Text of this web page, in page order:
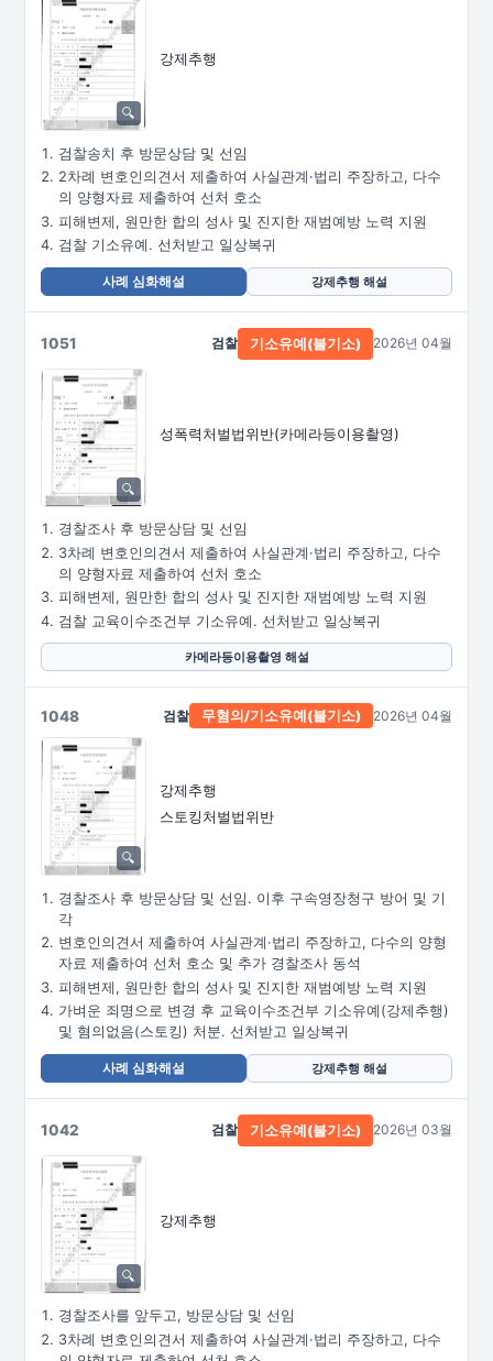
강제추행
검찰송치 후 방문상담 및 선임
2차례 변호인의견서 제출하여 사실관계·법리 주장하고, 다수
의 양형자료 제출하여 선처 호소
피해변제, 원만한 합의 성사 및 진지한 재범예방 노력 지원
검찰 기소유예. 선처받고 일상복귀
사례 심화해설 강제추행 해설
1051
성폭력처벌법위반(카메라등이용촬영)
검찰 기소유예(불기소) 2026년 04월
경찰조사 후 방문상담 및 선임
3차례 변호인의견서 제출하여 사실관계·법리 주장하고, 다수
의 양형자료 제출하여 선처 호소
피해변제, 원만한 합의 성사 및 진지한 재범예방 노력 지원
검찰 교육이수조건부 기소유예. 선처받고 일상복귀
카메라등이용촬영 해설
1048
강제추행
스토킹처벌법위반
검찰 무혐의/기소유예(불기소) 2026년 04월
경찰조사 후 방문상담 및 선임. 이후 구속영장청구 방어 및 기
각
변호인의견서 제출하여 사실관계·법리 주장하고, 다수의 양형
자료 제출하여 선처 호소 및 추가 경찰조사 동석
피해변제, 원만한 합의 성사 및 진지한 재범예방 노력 지원
가벼운 죄명으로 변경 후 교육이수조건부 기소유예(강제추행)
및 혐의없음(스토킹) 처분. 선처받고 일상복귀
사례 심화해설 강제추행 해설
1042
강제추행
검찰 기소유예(불기소) 2026년 03월
경찰조사를 앞두고, 방문상담 및 선임
3차례 변호인의견서 제출하여 사실관계·법리 주장하고, 다수